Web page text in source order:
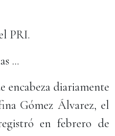
PRI.
...
encabeza diariamente
Gómez Álvarez, el
en febrero de